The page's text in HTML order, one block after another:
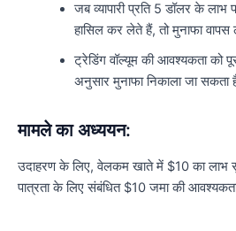
जब व्यापारी प्रति 5 डॉलर के लाभ
हासिल कर लेते हैं, तो मुनाफा वापस
ट्रेडिंग वॉल्यूम की आवश्यकता को
अनुसार मुनाफा निकाला जा सकता
मामले का अध्ययन:
उदाहरण के लिए, वेलकम खाते में $10 का लाभ
पात्रता के लिए संबंधित $10 जमा की आवश्यकता